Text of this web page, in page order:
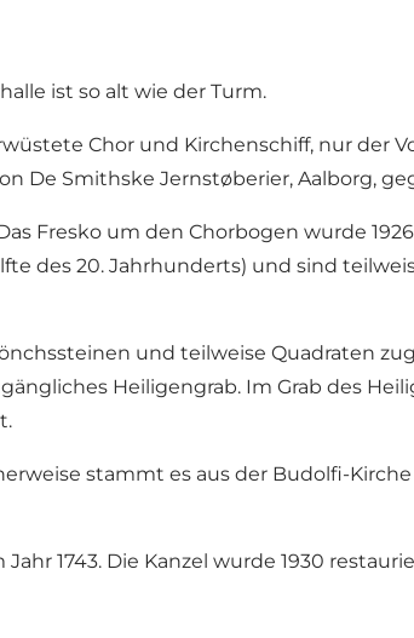
ist so alt wie der Turm.
Chor und Kirchenschiff, nur der
De Smithske Jernstøberier, Aalborg,
Fresko um den Chorbogen wurde
des 20. Jahrhunderts) und sind
und teilweise Quadraten
Heiligengrab. Im Grab des
stammt es aus der Budolfi-
1743. Die Kanzel wurde 1930